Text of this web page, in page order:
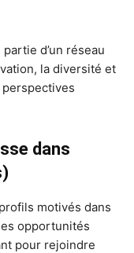
d’un réseau
la diversité et
dans
motivés dans
opportunités
pour rejoindre